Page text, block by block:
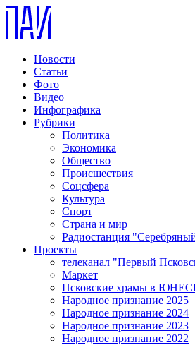
Новости
Статьи
Фото
Видео
Инфографика
Рубрики
Политика
Экономика
Общество
Происшествия
Соцсфера
Культура
Спорт
Страна и мир
Радиостанция
Проекты
телеканал "Первый
Маркет
Псковские храмы в
Народное признание 2025
Народное признание 2024
Народное признание 2023
Народное признание 2022